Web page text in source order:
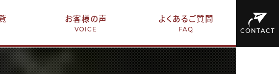
お客様の声
VOICE
よくあるご質問
FAQ CONTACT